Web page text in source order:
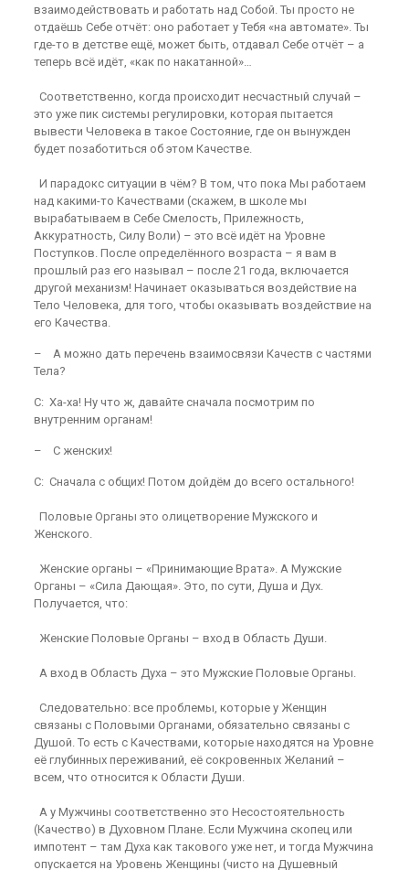
взаимодействовать и работать над Собой. Ты просто не
отдаёшь Себе отчёт: оно работает у Тебя «на автомате». Ты
где-то в детстве ещё, может быть, отдавал Себе отчёт – а
теперь всё идёт, «как по накатанной»…
Соответственно, когда происходит несчастный случай –
это уже пик системы регулировки, которая пытается
вывести Человека в такое Состояние, где он вынужден
будет позаботиться об этом Качестве.
И парадокс ситуации в чём? В том, что пока Мы работаем
над какими-то Качествами (скажем, в школе мы
вырабатываем в Себе Смелость, Прилежность,
Аккуратность, Силу Воли) – это всё идёт на Уровне
Поступков. После определённого возраста – я вам в
прошлый раз его называл – после 21 года, включается
другой механизм! Начинает оказываться воздействие на
Тело Человека, для того, чтобы оказывать воздействие на
его Качества.
– А можно дать перечень взаимосвязи Качеств с частями
Тела?
С: Ха-ха! Ну что ж, давайте сначала посмотрим по
внутренним органам!
– С женских!
С: Сначала с общих! Потом дойдём до всего остального!
Половые Органы это олицетворение Мужского и
Женского.
Женские органы – «Принимающие Врата». А Мужские
Органы – «Сила Дающая». Это, по сути, Душа и Дух.
Получается, что:
Женские Половые Органы – вход в Область Души.
А вход в Область Духа – это Мужские Половые Органы.
Следовательно: все проблемы, которые у Женщин
связаны с Половыми Органами, обязательно связаны с
Душой. То есть с Качествами, которые находятся на Уровне
её глубинных переживаний, её сокровенных Желаний –
всем, что относится к Области Души.
А у Мужчины соответственно это Несостоятельность
(Качество) в Духовном Плане. Если Мужчина скопец или
импотент – там Духа как такового уже нет, и тогда Мужчина
опускается на Уровень Женщины (чисто на Душевный